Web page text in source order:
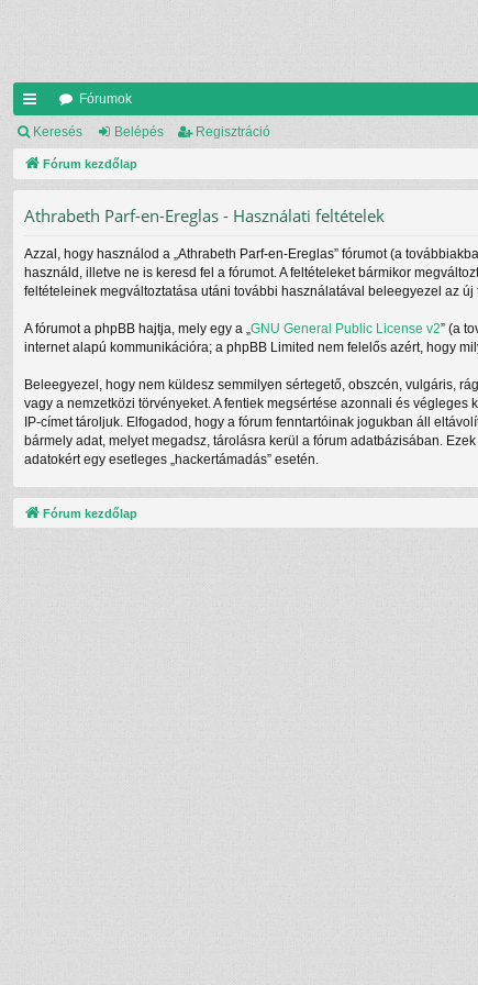
yo
rs
k
Fórumok
Keresés Belépés Regisztráció
Fórum kezdőlap
Athrabeth Parf-en-Ereglas - Használati feltételek
Azzal, hogy használod a „Athrabeth Parf-en-Ereglas” fórumot (a
használd, illetve ne is keresd fel a fórumot. A feltételeket bármikor
feltételeinek megváltoztatása utáni további használatával beleegyezel az új
A fórumot a phpBB hajtja, mely egy a „ GNU General Public License v2” (a
internet alapú kommunikációra; a phpBB Limited nem felelős azért, hogy
Beleegyezel, hogy nem küldesz semmilyen sértegető, obszcén, vulgáris,
vagy a nemzetközi törvényeket. A fentiek megsértése azonnali és
IP-címet tároljuk. Elfogadod, hogy a fórum fenntartóinak jogukban áll
bármely adat, melyet megadsz, tárolásra kerül a fórum adatbázisában.
adatokért egy esetleges „hackertámadás” esetén.
Fórum kezdőlap